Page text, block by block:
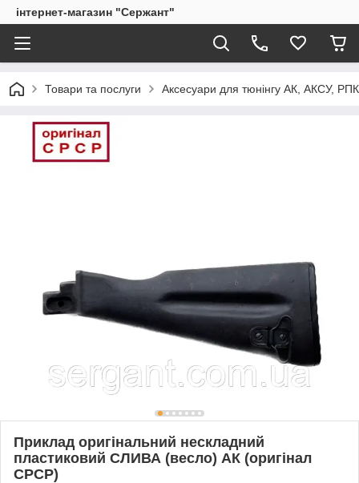
інтернет-магазин "Сержант"
Товари та послуги Аксесуари для тюнінгу АК, АКСУ,
Приклад оригінальний нескладний
пластиковий СЛИВА (весло) АК (оригінал
СРСР)